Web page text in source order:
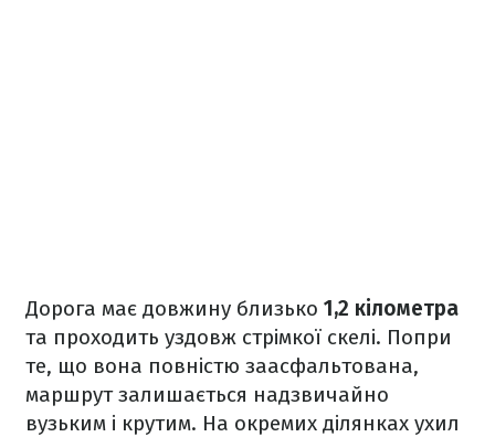
Дорога має довжину близько 1,2 кілометра
та проходить уздовж стрімкої скелі. Попри
те, що вона повністю заасфальтована,
маршрут залишається надзвичайно
вузьким і крутим. На окремих ділянках ухил